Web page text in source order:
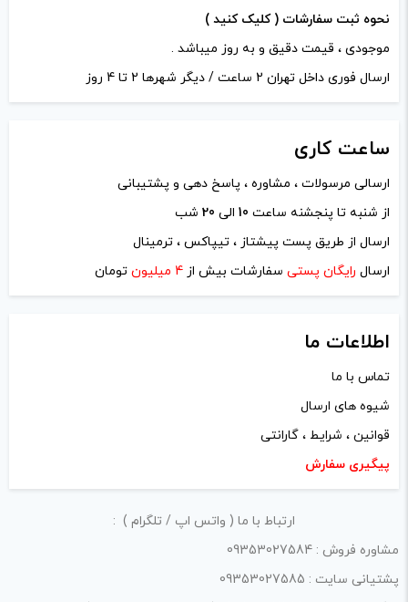
نام*
ایمیل*
ذخیره نام، ایمیل و وبسایت من در مرورگر برای زمانی که دوباره
دیدگاهی می‌نویسم.
لازم است محتوای ارسالی منطبق برعرف و شئونات جامعه و با
بیانی رسمی و عاری از لحن تند، تمسخرو توهین باشد.
از ارسال لینک‌های سایت‌های دیگر و ارایه‌ی اطلاعات شخصی
خودتان مثل شماره تماس، ایمیل و آی‌دی شبکه‌های اجتماعی
نحوه ثبت سفارشات ( کلیک کنید )
موجودی ، قیمت دقیق و به روز میباشد .
ارسال فوری داخل تهران 2 ساعت / دیگر شهرها 2 تا 4 روز
ساعت کاری
ارسالی مرسولات ، مشاوره ، پاسخ دهی و پشتیبانی
از شنبه تا پنجشنه ساعت 10 الی 20 شب
ارسال از طریق پست پیشتاز ، تیپاکس ، ترمینال
ارسال رایگان پستی سفارشات بیش از 4 میلیون تومان
اطلاعات ما
تماس با ما
شیوه های ارسال
قوانین ، شرایط ، گارانتی
پیگیری سفارش
ارتباط با ما ( واتس اپ / تلگرام ) :
مشاوره فروش : 09353027584
پشتیانی سایت : 09353027585